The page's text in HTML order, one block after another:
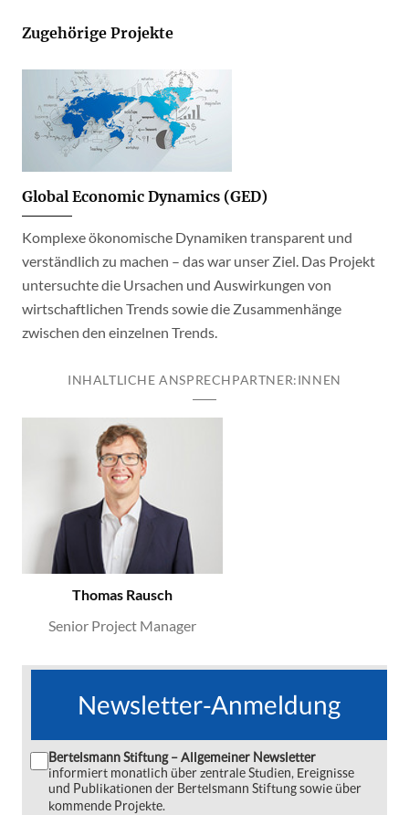
Zugehörige Projekte
Global Economic Dynamics (GED)
Komplexe ökonomische Dynamiken transparent und
verständlich zu machen – das war unser Ziel. Das Projekt
untersuchte die Ursachen und Auswirkungen von
wirtschaftlichen Trends sowie die Zusammenhänge
zwischen den einzelnen Trends.
INHALTLICHE ANSPRECHPARTNER:INNEN
Thomas Rausch
Senior Project Manager
Newsletter-Anmeldung
Bertelsmann Stiftung – Allgemeiner Newsletter
informiert monatlich über zentrale Studien, Ereignisse
und Publikationen der Bertelsmann Stiftung sowie über
kommende Projekte.